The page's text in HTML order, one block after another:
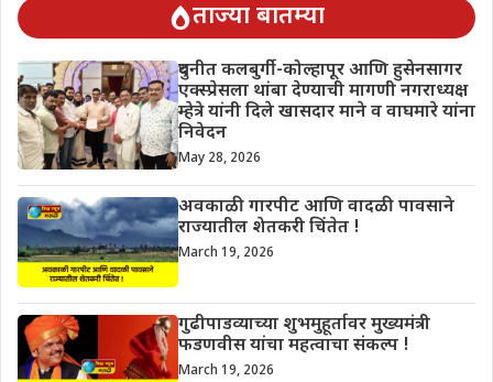
ताज्या बातम्या
दुधनीत कलबुर्गी-कोल्हापूर आणि हुसेनसागर
एक्स्प्रेसला थांबा देण्याची मागणी नगराध्यक्ष
म्हेत्रे यांनी दिले खासदार माने व वाघमारे यांना
निवेदन
May 28, 2026
अवकाळी गारपीट आणि वादळी पावसाने
राज्यातील शेतकरी चिंतेत !
March 19, 2026
गुढीपाडव्याच्या शुभमुहूर्तावर मुख्यमंत्री
फडणवीस यांचा महत्वाचा संकल्प !
March 19, 2026